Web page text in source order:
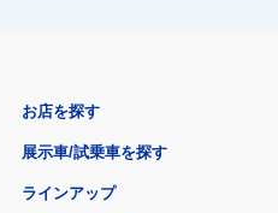
お店を探す
展示車/試乗車を探す
ラインアップ